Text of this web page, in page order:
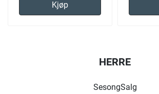
Kjøp
HERRE
SesongSalg